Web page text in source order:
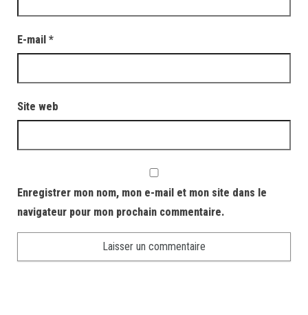
E-mail *
Site web
Enregistrer mon nom, mon e-mail et mon site dans le
navigateur pour mon prochain commentaire.